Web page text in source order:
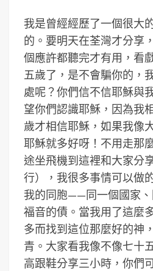
我是曾經經歷了一個很大
的。要明天在荃灣才分享
個應許都聽完才有用，看
五歲了，是不會騙你的，
處呢？你們信不信耶穌與
望你們認識耶穌，因為我
歲才相信耶穌，如果我像
耶穌就多好呀！不用走那
途坐飛機到這裡和大家分
行），我很多事情可以做
我的同胞——同一個國家
福音的債。當我用了這麼
多而找到這位那麼好的神
青。大家看我像不像七十
高跟鞋分享三小時，你們